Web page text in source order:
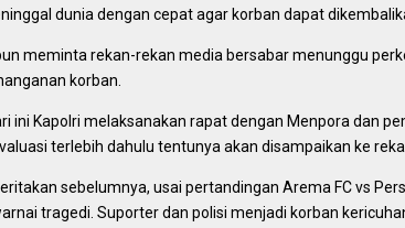
dunia dengan cepat agar korban dapat
meminta rekan-rekan media bersabar menunggu
korban.
ini Kapolri melaksanakan rapat dengan Menpora dan
terlebih dahulu tentunya akan disampaikan ke
sebelumnya, usai pertandingan Arema FC vs
tragedi. Suporter dan polisi menjadi korban